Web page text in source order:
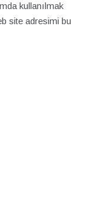
kullanılmak
site adresimi bu